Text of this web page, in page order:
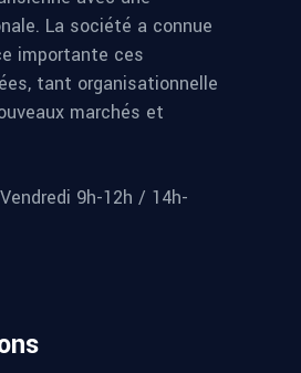
La société a connue
importante ces
tant organisationnelle
marchés et
9h-12h / 14h-